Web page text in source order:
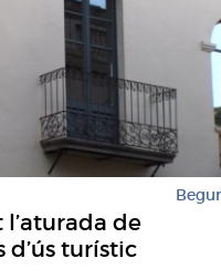
Begur
de
d’ús turístic